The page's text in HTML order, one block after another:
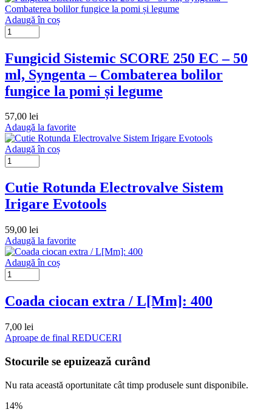
Adaugă în coș
Fungicid Sistemic SCORE 250 EC – 50
ml, Syngenta – Combaterea bolilor
fungice la pomi și legume
57,00 lei
Adaugă la favorite
Adaugă în coș
Cutie Rotunda Electrovalve Sistem
Irigare Evotools
59,00 lei
Adaugă la favorite
Adaugă în coș
Coada ciocan extra / L[Mm]: 400
7,00 lei
Aproape de final REDUCERI
Stocurile se epuizează curând
Nu rata această oportunitate cât timp produsele sunt disponibile.
14%